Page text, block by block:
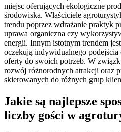
miejsc oferujących ekologiczne
środowiska. Właściciele
trendu poprzez wdrażanie praktyk
uprawa organiczna czy
energii. Innym istotnym trendem
oczekują indywidualnego
oferty do swoich potrzeb. W
rozwój różnorodnych atrakcji oraz
skierowanych do różnych grup
Jakie są najlepsze
liczby gości w